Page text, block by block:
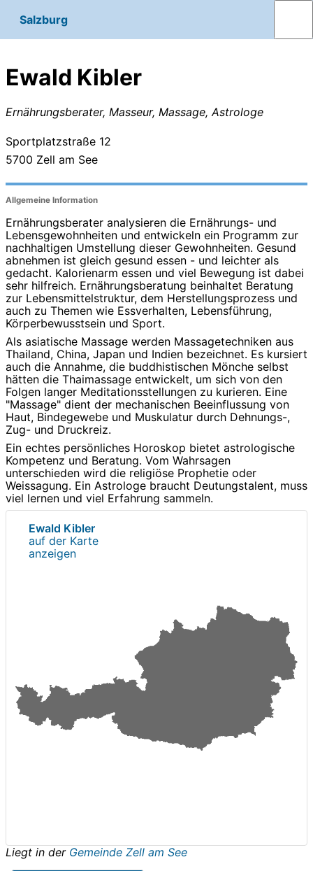
Salzburg
Ewald Kibler
Ernährungsberater, Masseur, Massage, Astrologe
Sportplatzstraße 12
5700 Zell am See
Allgemeine Information
Ernährungsberater analysieren die Ernährungs- und
Lebensgewohnheiten und entwickeln ein Programm zur
nachhaltigen Umstellung dieser Gewohnheiten. Gesund
abnehmen ist gleich gesund essen - und leichter als
gedacht. Kalorienarm essen und viel Bewegung ist dabei
sehr hilfreich. Ernährungsberatung beinhaltet Beratung
zur Lebensmittelstruktur, dem Herstellungsprozess und
auch zu Themen wie Essverhalten, Lebensführung,
Körperbewusstsein und Sport.
Als asiatische Massage werden Massagetechniken aus
Thailand, China, Japan und Indien bezeichnet. Es kursiert
auch die Annahme, die buddhistischen Mönche selbst
hätten die Thaimassage entwickelt, um sich von den
Folgen langer Meditationsstellungen zu kurieren. Eine
"Massage" dient der mechanischen Beeinflussung von
Haut, Bindegewebe und Muskulatur durch Dehnungs-,
Zug- und Druckreiz.
Ein echtes persönliches Horoskop bietet astrologische
Kompetenz und Beratung. Vom Wahrsagen
unterschieden wird die religiöse Prophetie oder
Weissagung. Ein Astrologe braucht Deutungstalent, muss
viel lernen und viel Erfahrung sammeln.
Ewald Kibler
auf der Karte
anzeigen
Liegt in der Gemeinde Zell am See